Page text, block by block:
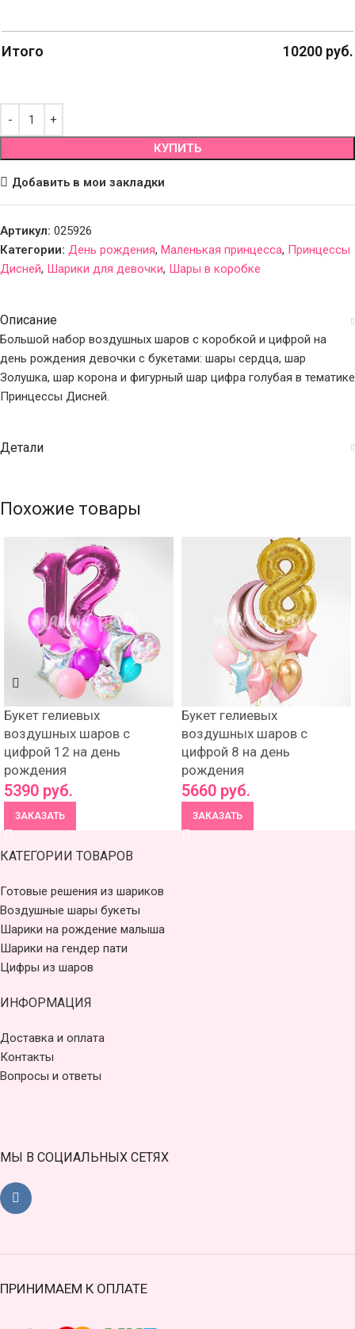
Итого 10200 руб.
КУПИТЬ
Добавить в мои закладки
Артикул: 025926
Категории: День рождения, Маленькая принцесса, Принцессы
Дисней, Шарики для девочки, Шары в коробке
Описание
Большой набор воздушных шаров с коробкой и цифрой на
день рождения девочки с букетами: шары сердца, шар
Золушка, шар корона и фигурный шар цифра голубая в тематике
Принцессы Дисней.
Детали
Похожие товары
Букет гелиевых
воздушных шаров с
цифрой 12 на день
рождения
5390 руб.
ЗАКАЗАТЬ
Букет гелиевых
воздушных шаров с
цифрой 8 на день
рождения
5660 руб.
ЗАКАЗАТЬ
КАТЕГОРИИ ТОВАРОВ
Готовые решения из шариков
Воздушные шары букеты
Шарики на рождение малыша
Шарики на гендер пати
Цифры из шаров
ИНФОРМАЦИЯ
Доставка и оплата
Контакты
Вопросы и ответы
МЫ В СОЦИАЛЬНЫХ СЕТЯХ
ПРИНИМАЕМ К ОПЛАТЕ